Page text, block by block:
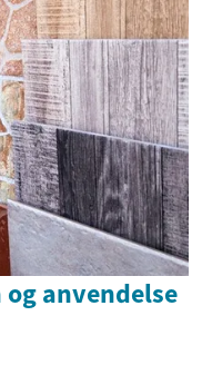
anvendelse